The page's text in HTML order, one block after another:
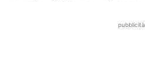
pubblicità